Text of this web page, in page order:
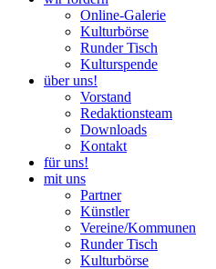
Online-Galerie
Kulturbörse
Runder Tisch
Kulturspende
über uns!
Vorstand
Redaktionsteam
Downloads
Kontakt
für uns!
mit uns
Partner
Künstler
Vereine/Kommunen
Runder Tisch
Kulturbörse